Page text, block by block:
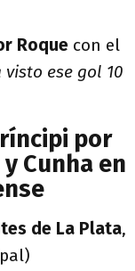
Roque con el
visto ese gol 10
por
Cunha en
de La Plata,